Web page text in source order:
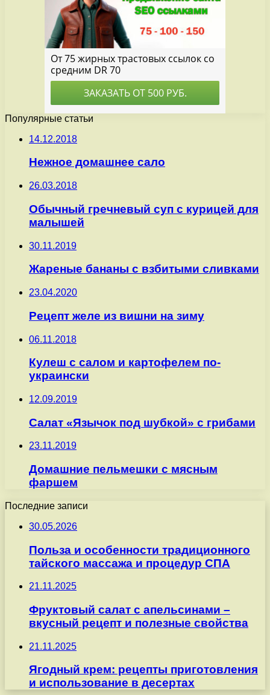
Популярные статьи
14.12.2018
Нежное домашнее сало
26.03.2018
Обычный гречневый суп с курицей для
малышей
30.11.2019
Жареные бананы с взбитыми сливками
23.04.2020
Рецепт желе из вишни на зиму
06.11.2018
Кулеш с салом и картофелем по-
украински
12.09.2019
Салат «Язычок под шубкой» с грибами
23.11.2019
Домашние пельмешки с мясным
фаршем
Последние записи
30.05.2026
Польза и особенности традиционного
тайского массажа и процедур СПА
21.11.2025
Фруктовый салат с апельсинами –
вкусный рецепт и полезные свойства
21.11.2025
Ягодный крем: рецепты приготовления
и использование в десертах